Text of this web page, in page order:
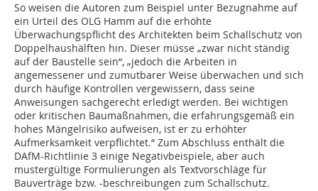
So weisen die Autoren zum Beispiel unter Bezugnahme auf
ein Urteil des OLG Hamm auf die erhöhte
Überwachungspflicht des Architekten beim Schallschutz von
Doppelhaushälften hin. Dieser müsse „zwar nicht ständig
auf der Baustelle sein“, „jedoch die Arbeiten in
angemessener und zumutbarer Weise überwachen und sich
durch häufige Kontrollen vergewissern, dass seine
Anweisungen sachgerecht erledigt werden. Bei wichtigen
oder kritischen Baumaßnahmen, die erfahrungsgemäß ein
hohes Mängelrisiko aufweisen, ist er zu erhöhter
Aufmerksamkeit verpflichtet.“ Zum Abschluss enthält die
DAfM-Richtlinie 3 einige Negativbeispiele, aber auch
mustergültige Formulierungen als Textvorschläge für
Bauverträge bzw. -beschreibungen zum Schallschutz.